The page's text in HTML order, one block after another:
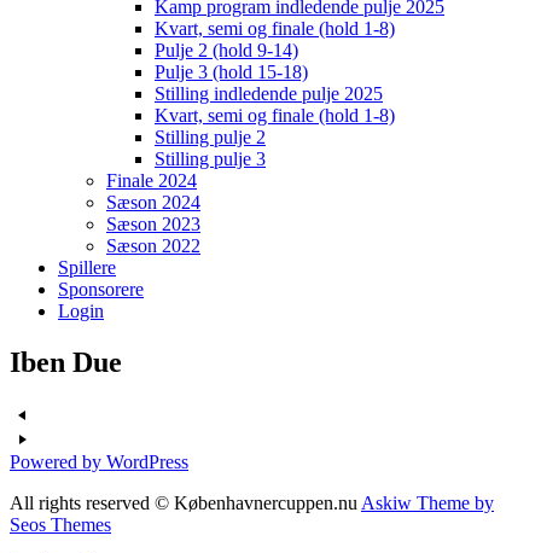
Kamp program indledende pulje 2025
Kvart, semi og finale (hold 1-8)
Pulje 2 (hold 9-14)
Pulje 3 (hold 15-18)
Stilling indledende pulje 2025
Kvart, semi og finale (hold 1-8)
Stilling pulje 2
Stilling pulje 3
Finale 2024
Sæson 2024
Sæson 2023
Sæson 2022
Spillere
Sponsorere
Login
Iben Due
Powered by WordPress
All rights reserved © Københavnercuppen.nu Askiw Theme by
Seos Themes